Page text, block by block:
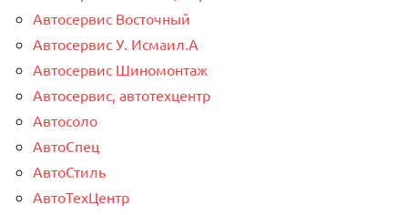
Автосервис Восточный
Автосервис У. Исмаил.А
Автосервис Шиномонтаж
Автосервис, автотехцентр
Автосоло
АвтоСпец
АвтоСтиль
АвтоТехЦентр